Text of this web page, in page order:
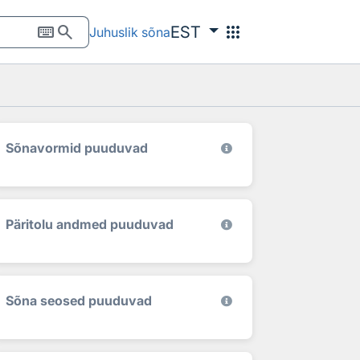
keyboardsearch Juhuslik sõnaEST apps
Sõnavormid puuduvad
Päritolu andmed puuduvad
Sõna seosed puuduvad